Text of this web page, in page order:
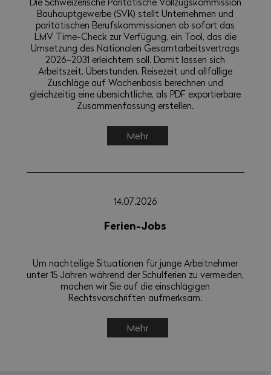
Bau­haupt­gewerbe (SVK) stellt Unternehmen und
paritätischen Berufskommissionen ab sofort das
LMV Time-Check zur Verfügung, ein Tool, das die
Umsetzung des Nationalen Gesamtarbeitsvertrags
2026–2031 erleichtern soll. Damit lassen sich
Arbeitszeit, Überstunden, Reisezeit und allfällige
Zuschläge auf Wochenbasis berechnen und
gleichzeitig eine übersichtliche, als PDF exportierbare
Zusammenfassung erstellen.
Mehr
14.07.2026
Ferien-Jobs
Um nachteilige Situationen für junge Arbeitnehmer
unter 15 Jahren während der Schulferien zu vermeiden,
machen wir Sie auf die einschlägigen
Rechtsvorschriften aufmerksam.
Mehr